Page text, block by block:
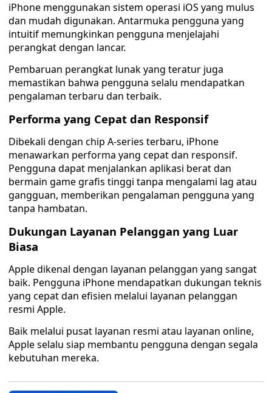
iPhone menggunakan sistem operasi iOS yang mulus
dan mudah digunakan. Antarmuka pengguna yang
intuitif memungkinkan pengguna menjelajahi
perangkat dengan lancar.
Pembaruan perangkat lunak yang teratur juga
memastikan bahwa pengguna selalu mendapatkan
pengalaman terbaru dan terbaik.
Performa yang Cepat dan Responsif
Dibekali dengan chip A-series terbaru, iPhone
menawarkan performa yang cepat dan responsif.
Pengguna dapat menjalankan aplikasi berat dan
bermain game grafis tinggi tanpa mengalami lag atau
gangguan, memberikan pengalaman pengguna yang
tanpa hambatan.
Dukungan Layanan Pelanggan yang Luar
Biasa
Apple dikenal dengan layanan pelanggan yang sangat
baik. Pengguna iPhone mendapatkan dukungan teknis
yang cepat dan efisien melalui layanan pelanggan
resmi Apple.
Baik melalui pusat layanan resmi atau layanan online,
Apple selalu siap membantu pengguna dengan segala
kebutuhan mereka.